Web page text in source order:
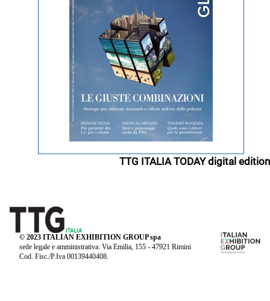
TTG ITALIA TODAY digital edition
© 2023 ITALIAN EXHIBITION GROUP spa
sede legale e amministrativa: Via Emilia, 155 - 47921 Rimini
Cod. Fisc./P.Iva 00139440408.